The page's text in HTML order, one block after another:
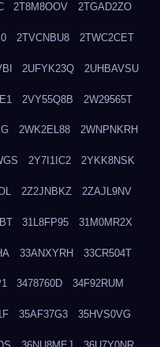
2T8M8OOV 2TGAD2ZO
2TVCNBU8 2TWC2CET
2UFYK23Q 2UHBAVSU
2VY55Q8B 2W29565T
2WK2EL88 2WNPNKRH
2Y7I1IC2 2YKK8NSK
2Z2JNBKZ 2ZAJL9NV
31L8FP95 31M0MR2X
33ANXYRH 33CR504T
3478760D 34F92RUM
35AF37G3 35HVS0VG